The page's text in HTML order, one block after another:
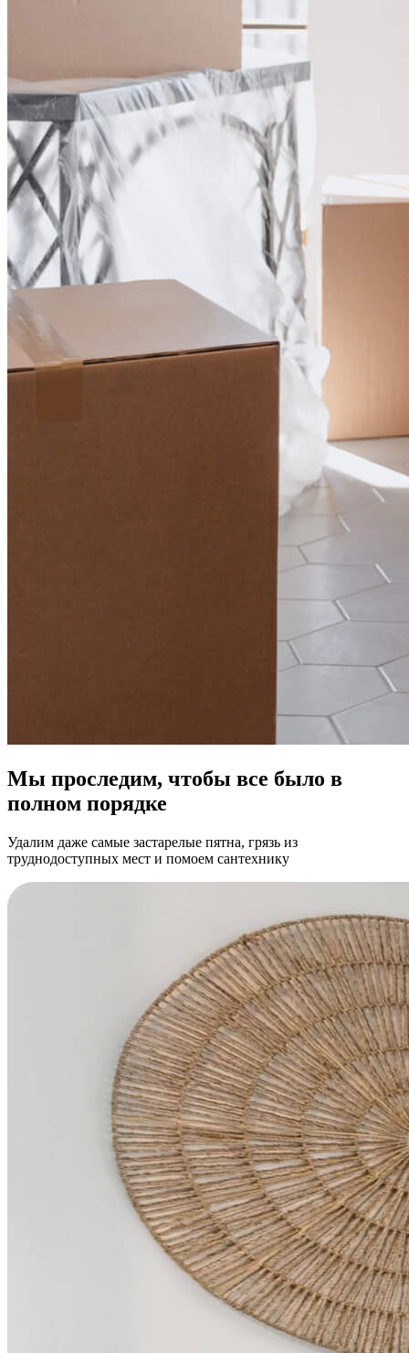
Мы проследим, чтобы все было в
полном порядке
Удалим даже самые застарелые пятна, грязь из
труднодоступных мест и помоем сантехнику